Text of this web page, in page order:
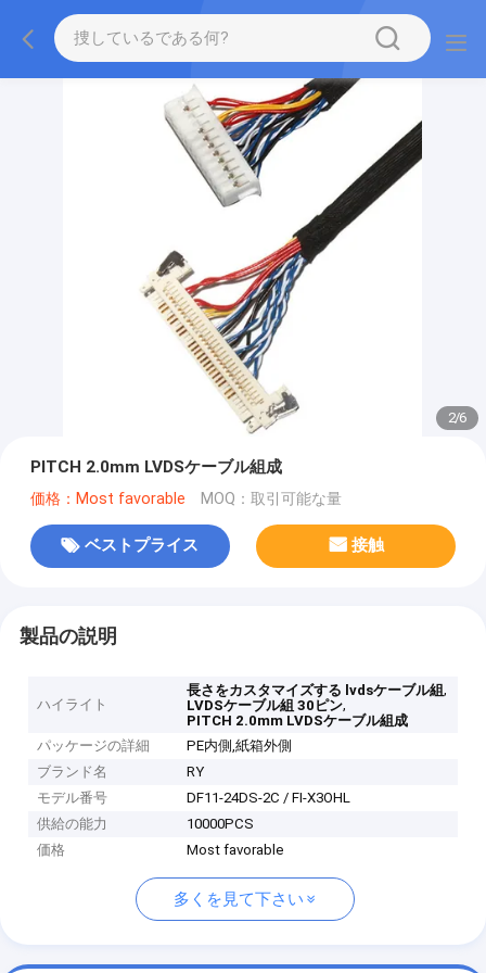
2/6
PITCH 2.0mm LVDSケーブル組成
価格：Most favorable MOQ：取引可能な量
ベストプライス 接触
製品の説明
ハイライト
長さをカスタマイズする lvdsケーブル組,
LVDSケーブル組 30ピン,
PITCH 2.0mm LVDSケーブル組成
パッケージの詳細
PE内側,紙箱外側
ブランド名
RY
モデル番号
DF11-24DS-2C / FI-X3OHL
供給の能力
10000PCS
価格
Most favorable
多くを見て下さい